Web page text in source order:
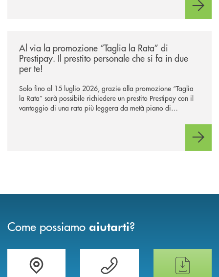
Al via la promozione “Taglia la Rata” di
Prestipay. Il prestito personale che si fa in due
per te!
Solo fino al 15 luglio 2026, grazie alla promozione “Taglia
la Rata” sarà possibile richiedere un prestito Prestipay con il
vantaggio di una rata più leggera da metà piano di
Come possiamo aiutarti?
Trova la filiale più vicina a teHai bisogno di assistenza immediata ?
Hai bisogno di